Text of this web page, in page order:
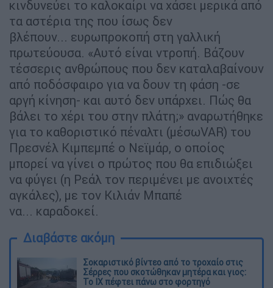
κινδυνεύει το καλοκαίρι να χάσει µερικά από
τα αστέρια της που ίσως δεν
βλέπουν... ευρωπροκοπή στη γαλλική
πρωτεύουσα. «Αυτό είναι ντροπή. Βάζουν
τέσσερις ανθρώπους που δεν καταλαβαίνουν
από ποδόσφαιρο για να δουν τη φάση -σε
αργή κίνηση- και αυτό δεν υπάρχει. Πώς θα
βάλει το χέρι του στην πλάτη;» αναρωτήθηκε
για το καθοριστικό πέναλτι (µέσωVAR) του
Πρεσνέλ Κιµπεµπέ ο Νεϊµάρ, ο οποίος
µπορεί να γίνει ο πρώτος που θα επιδιώξει
να φύγει (η Ρεάλ τον περιµένει µε ανοιχτές
αγκάλες), µε τον Κιλιάν Μπαπέ
να... καραδοκεί.
Διαβάστε ακόμη
Σοκαριστικό βίντεο από το τροχαίο στις
Σέρρες που σκοτώθηκαν μητέρα και γιος:
Το ΙΧ πέφτει πάνω στο φορτηγό